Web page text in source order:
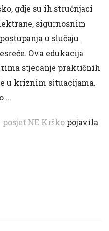
gdje su ih stručnjaci
sigurnosnim
u slučaju
Ova edukacija
stjecanje praktičnih
u kriznim situacijama.
…
NE Krško pojavila